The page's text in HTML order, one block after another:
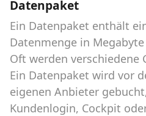
Datenpaket
Ein Datenpaket enthält
Datenmenge in
Oft werden verschiedene
Ein Datenpaket wird vor
eigenen Anbieter
Kundenlogin, Cockpit